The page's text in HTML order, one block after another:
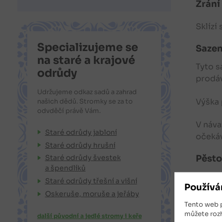
Tento web
můžete
Sklízí
Tyto
V
k
Specializujeme se
na staré a krajové
odrůdy
Udržujeme odkaz sadů a zahrad
našich dědů. Stromky se za to
odvděčí právě Vám.
Staré odrůdy jabloní
Staré odrůdy hrušní
Staré odrůdy švestek
a špendlíků
Staré odrůdy třešní a višní
Oskeruše, moruše a jeřáby
další původní a jedlé stromy i keře